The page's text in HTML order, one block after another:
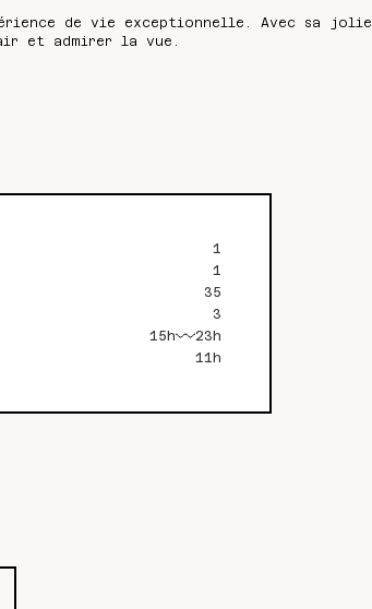
de vie exceptionnelle. Avec sa jolie
et admirer la vue.
1
1
35
3
15h
23h
11h